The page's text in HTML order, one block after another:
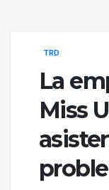
TRD
La
Miss